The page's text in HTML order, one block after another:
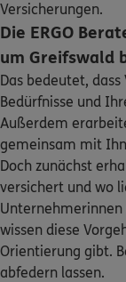
Alte
(28.9
Klaus
Ronny
Versicherungen.
Die ERGO
um Greifswald
Das bedeutet,
Bedürfnisse und
Außerdem
gemeinsam mit
Doch zunächst
versichert und wo
wissen diese
Orientierung gibt.
abfedern lassen.